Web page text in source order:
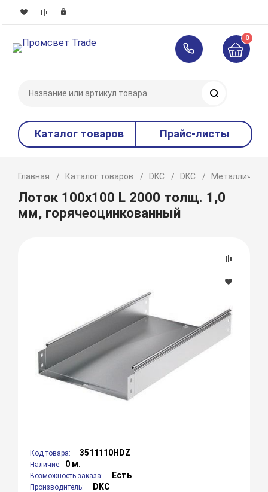
0
Каталог товаров Прайс-листы
Главная Каталог товаров DKC DKC
Лоток 100х100 L 2000 толщ. 1,0
мм, горячеоцинкованный
Код товара: 3511110HDZ
Наличие: 0 м.
Возможность заказа: Есть
Производитель: DKC